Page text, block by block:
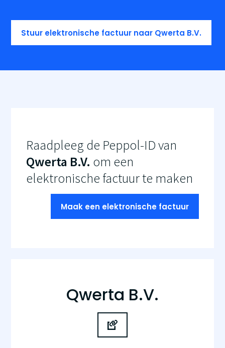
Stuur elektronische factuur naar Qwerta B.V.
Raadpleeg de Peppol-ID van
Qwerta B.V. om een
elektronische factuur te maken
Maak een elektronische factuur
Qwerta B.V.